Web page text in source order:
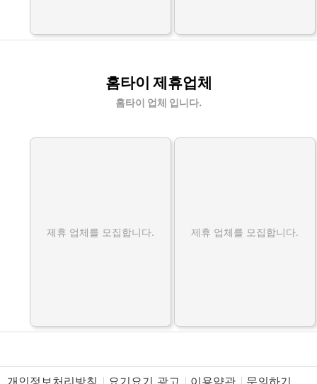
홈타이 제휴업체
홈타이 업체 입니다.
제휴 업체를 모집합니다. 제휴 업체를 모집합니다.
개인정보처리방침 요기요기 광고 이용약관 문의하기